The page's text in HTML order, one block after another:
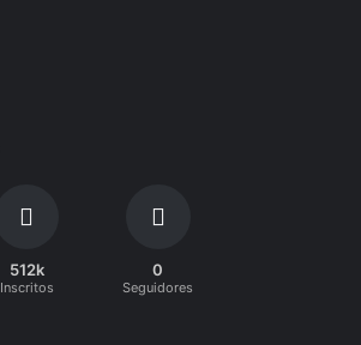
512k
Inscritos
0
Seguidores